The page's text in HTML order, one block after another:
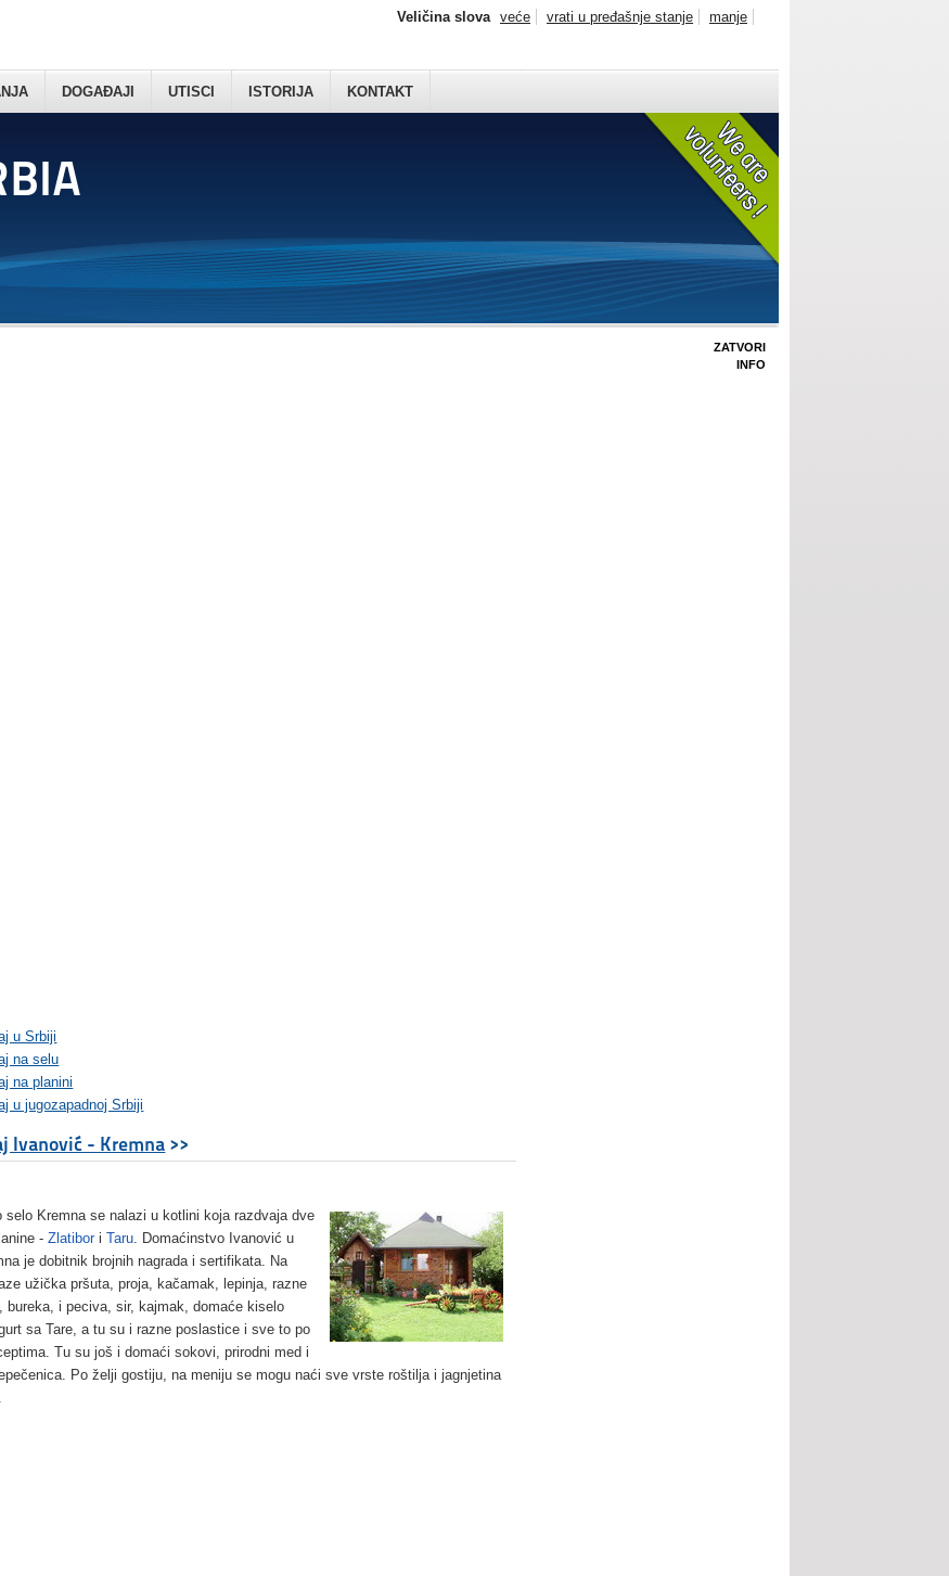
DOGAĐAJI UTISCI ISTORIJA KONTAKT
Veličina slova veće vrati u pređašnje stanje manje
u Srbiji
na selu
na planini
u jugozapadnoj Srbiji
Ivanović - Kremna >>
selo Kremna se nalazi u kotlini koja razdvaja dve
-ZlatiboriTaru. Domaćinstvo Ivanović u
je dobitnik brojnih nagrada i sertifikata. Na
užička pršuta, proja, kačamak, lepinja, razne
bureka, i peciva, sir, kajmak, domaće kiselo
sa Tare, a tu su i razne poslastice i sve to po
Tu su još i domaći sokovi, prirodni med i
Po želji gostiju, na meniju se mogu naći sve vrste roštilja i jagnjetina
ZATVORI
INFO